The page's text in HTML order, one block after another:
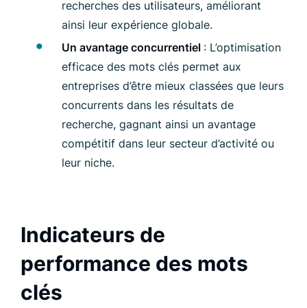
recherches des utilisateurs, améliorant
ainsi leur expérience globale.
Un avantage concurrentiel : L’optimisation
efficace des mots clés permet aux
entreprises d’être mieux classées que leurs
concurrents dans les résultats de
recherche, gagnant ainsi un avantage
compétitif dans leur secteur d’activité ou
leur niche.
Indicateurs de
performance des mots
clés